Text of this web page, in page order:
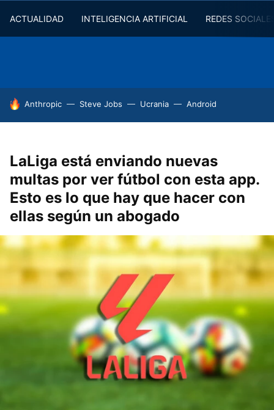
ACTUALIDAD INTELIGENCIA ARTIFICIAL REDES
HOY SE HABLA DE
Anthropic Steve Jobs Ucrania Android
LaLiga está enviando nuevas
multas por ver fútbol con esta app.
Esto es lo que hay que hacer con
ellas según un abogado